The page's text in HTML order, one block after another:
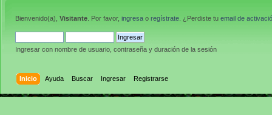
Bienvenido(a), Visitante . Por favor, ingresa o regístrate . ¿Perdiste tu email de
Ingresar con nombre de usuario, contraseña y duración de la sesión
Inicio Ayuda Buscar Ingresar Registrarse